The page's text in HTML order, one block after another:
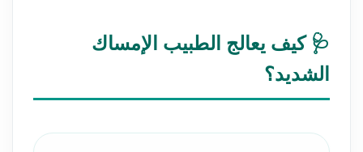
🩺 كيف يعالج الطبيب الإمساك
الشديد؟